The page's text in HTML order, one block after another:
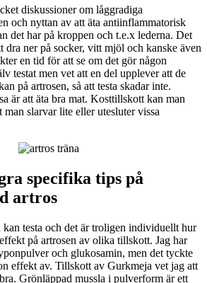
diskussioner om låggradiga
och nyttan av att äta antiinflammatorisk
det har på kroppen och t.e.x lederna. Det
dra ner på socker, vitt mjöl och kanske även
en tid för att se om det gör någon
testat men vet att en del upplever att de
på artrosen, så att testa skadar inte.
är att äta bra mat. Kosttillskott kan man
man slarvar lite eller utesluter vissa
specifika tips på
artros
kan testa och det är troligen individuellt hur
på artrosen av olika tillskott. Jag har
och glukosamin, men det tyckte
effekt av. Tillskott av Gurkmeja vet jag att
Grönläppad mussla i pulverform är ett